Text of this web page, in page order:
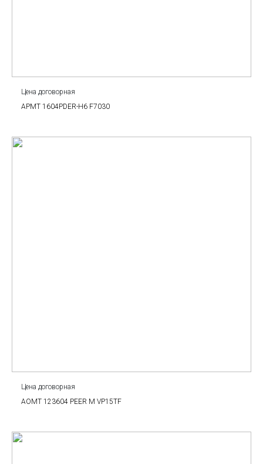
Цена договорная
APMT 1604PDER-H6 F7030
Цена договорная
AOMT 123604 PEER M VP15TF